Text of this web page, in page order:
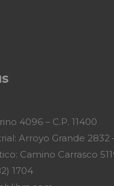
4096 – C.P. 11400
Arroyo Grande 2832
Camino Carrasco
1704